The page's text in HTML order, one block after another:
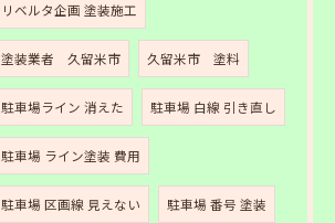
リベルタ企画 塗装施工
塗装業者 久留米市 久留米市 塗料
駐車場ライン 消えた 駐車場 白線 引き直し
駐車場 ライン塗装 費用
駐車場 区画線 見えない 駐車場 番号 塗装